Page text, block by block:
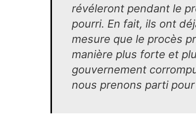
révéleront pendant le
pourri. En fait, ils ont
mesure que le procès
manière plus forte et
gouvernement
nous prenons parti